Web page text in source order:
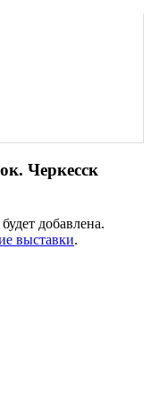
Черкесск
добавлена.
выставки.